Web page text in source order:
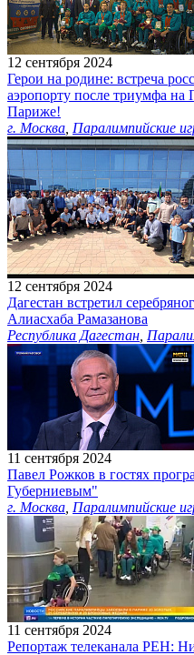
12 сентября 2024
Герои на родине: встреча
аэропорту после триумфа на
Париже!
г. Москва Паралимпийские
12 сентября 2024
Дагестан встретил
Алиасхаба Рамазанова
Республика Дагестан
11 сентября 2024
Павел Рожков в гостях
Губерниевым"
г. Москва Паралимпийские
11 сентября 2024
Репортаж телеканала РЕН: